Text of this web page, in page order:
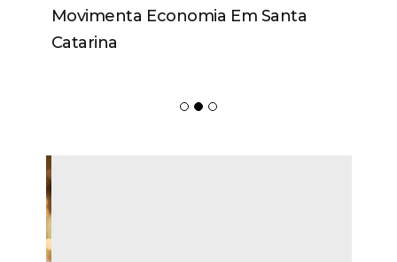
Movimenta Economia Em Santa
Catarina